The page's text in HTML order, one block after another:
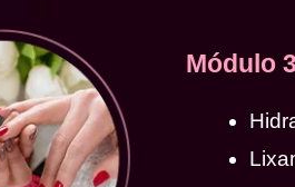
Módulo